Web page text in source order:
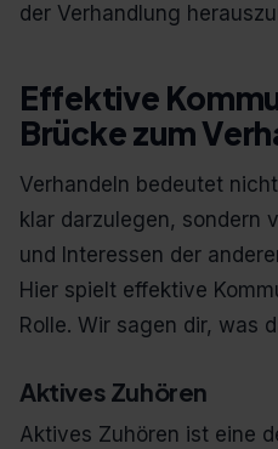
der Verhandlung
Effektive
Brücke zum
Verhandeln bedeutet
klar darzulegen, sondern
und Interessen der
Hier spielt effektive
Rolle. Wir sagen dir, was
Aktives Zuhören
Aktives Zuhören ist eine